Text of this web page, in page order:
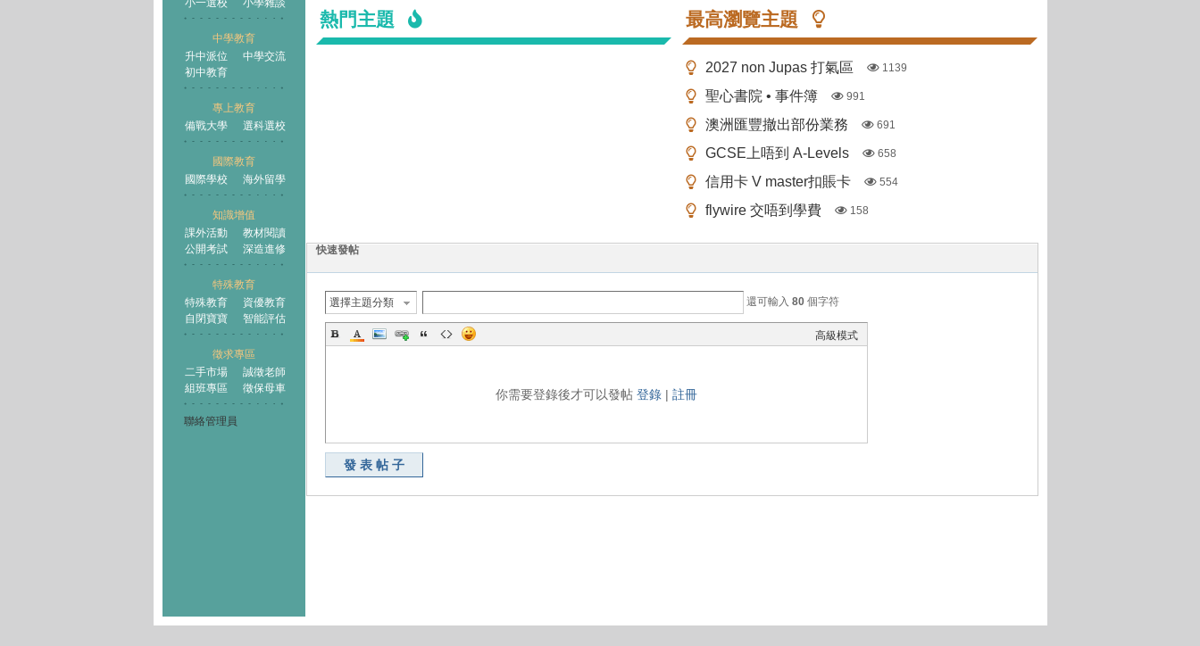
小一選校
小學雜談
中學教育
升中派位
中學交流
初中教育
專上教育
備戰大學
選科選校
國際教育
國際學校
海外留學
知識增值
課外活動
教材閱讀
公開考試
深造進修
特殊教育
特殊教育
資優教育
自閉寶寶
智能評估
徵求專區
二手市場
誠徵老師
組班專區
徵保母車
聯絡管理員
熱門主題 最高瀏覽主題
2027 non Jupas 打氣區 1139
聖心書院 • 事件簿 991
澳洲匯豐撤出部份業務 691
GCSE上唔到 A-Levels 658
信用卡 V master扣賬卡 554
flywire 交唔到學費 158
快速發帖
選擇主題分類 還可輸入 80 個字符
高級模式
你需要登錄後才可以發帖 登錄 | 註冊
發表帖子